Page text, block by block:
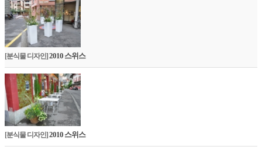
[분식물 디자인]2010 스위스
[분식물 디자인]2010 스위스